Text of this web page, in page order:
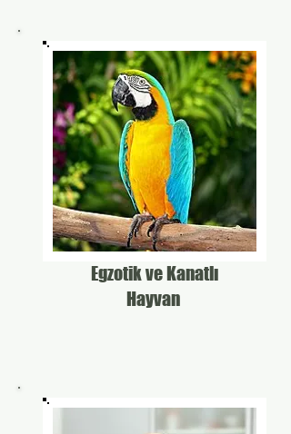
Egzotik ve Kanatlı
Hayvan